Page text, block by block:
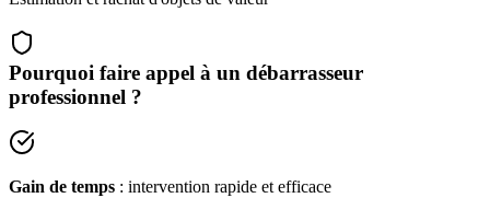
Pourquoi faire appel à un débarrasseur
professionnel ?
Gain de temps : intervention rapide et efficace